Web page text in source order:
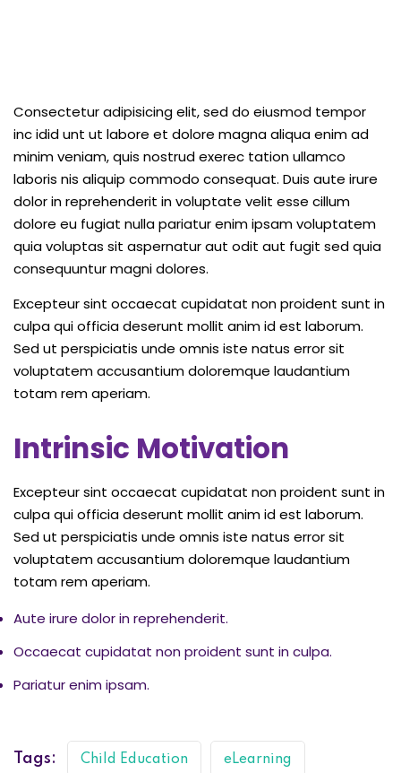
Consectetur adipisicing elit, sed do eiusmod tempor
inc idid unt ut labore et dolore magna aliqua enim ad
minim veniam, quis nostrud exerec tation ullamco
laboris nis aliquip commodo consequat. Duis aute irure
dolor in reprehenderit in voluptate velit esse cillum
dolore eu fugiat nulla pariatur enim ipsam voluptatem
quia voluptas sit aspernatur aut odit aut fugit sed quia
consequuntur magni dolores.
Excepteur sint occaecat cupidatat non proident sunt in
culpa qui officia deserunt mollit anim id est laborum.
Sed ut perspiciatis unde omnis iste natus error sit
voluptatem accusantium doloremque laudantium
totam rem aperiam.
Intrinsic Motivation
Excepteur sint occaecat cupidatat non proident sunt in
culpa qui officia deserunt mollit anim id est laborum.
Sed ut perspiciatis unde omnis iste natus error sit
voluptatem accusantium doloremque laudantium
totam rem aperiam.
Aute irure dolor in reprehenderit.
Occaecat cupidatat non proident sunt in culpa.
Pariatur enim ipsam.
Tags: Child Education eLearning